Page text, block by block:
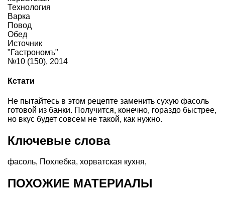
Технология
Варка
Повод
Обед
Источник
"Гастрономъ"
№10 (150), 2014
Кстати
Не пытайтесь в этом рецепте заменить сухую фасоль
готовой из банки. Получится, конечно, гораздо быстрее,
но вкус будет совсем не такой, как нужно.
Ключевые слова
фасоль, Похлебка, хорватская кухня,
ПОХОЖИЕ МАТЕРИАЛЫ